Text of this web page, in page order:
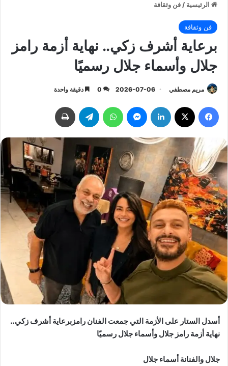
الرئيسية / فن وثقافة
فن وثقافة
برعاية أشرف زكي.. نهاية أزمة رامز
جلال وأسماء جلال رسميًا
مريم مصطفي 2026-07-06
0 دقيقة واحدة
أسدل الستار على الأزمة التي جمعت الفنان رامزبرعاية أشرف زكي..
نهاية أزمة رامز جلال وأسماء جلال رسميًا
جلال والفنانة أسماء جلال